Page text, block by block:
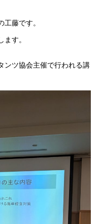
藤です。
す。
ンツ協会主催で行われる講